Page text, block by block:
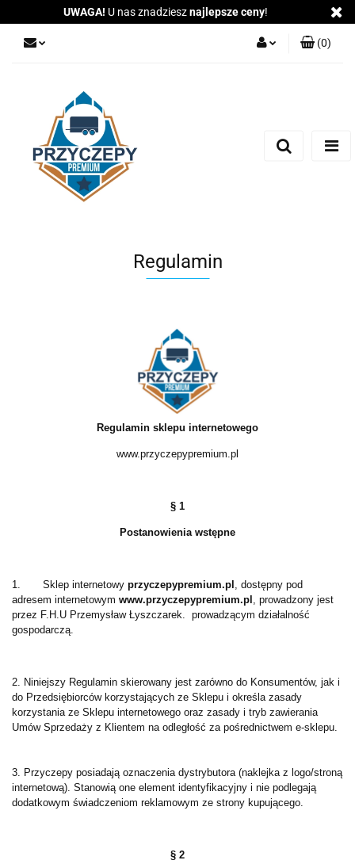
UWAGA! U nas znadziesznajlepsze ceny!
(0)
Regulamin
Regulamin sklepu internetowego
www.przyczepypremium.pl
§ 1
Postanowienia wstępne
1. Sklep internetowy przyczepypremium.pl , dostępny pod
adresem internetowym www.przyczepypremium.pl , prowadzony jest
przez F.H.U Przemysław Łyszczarek. prowadzącym działalność
gospodarczą.
2. Niniejszy Regulamin skierowany jest zarówno do Konsumentów, jak i
do Przedsiębiorców korzystających ze Sklepu i określa zasady
korzystania ze Sklepu internetowego oraz zasady i tryb zawierania
Umów Sprzedaży z Klientem na odległość za pośrednictwem e-sklepu.
3. Przyczepy posiadają oznaczenia dystrybutora (naklejka z logo/stroną
internetową). Stanowią one element identyfikacyjny i nie podlegają
dodatkowym świadczeniom reklamowym ze strony kupującego.
§ 2